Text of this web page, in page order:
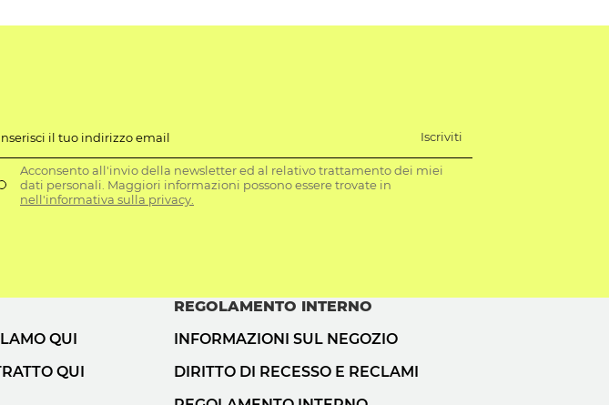
il tuo indirizzo email Iscriviti
Acconsento all'invio della newsletter ed al relativo trattamento dei miei
dati personali. Maggiori informazioni possono essere trovate in
nell'informativa sulla privacy.
QUI
QUI
REGOLAMENTO INTERNO
INFORMAZIONI SUL NEGOZIO
DIRITTO DI RECESSO E RECLAMI